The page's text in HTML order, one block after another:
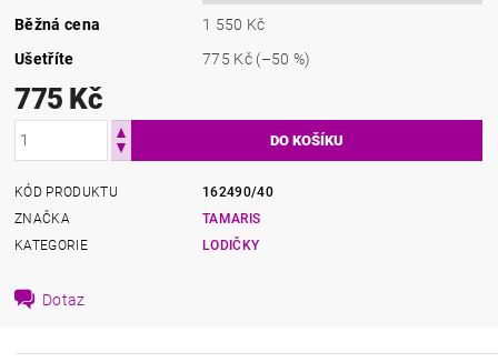
Běžná cena
1 550 Kč
Ušetříte
775 Kč (–50 %)
775 Kč
KÓD PRODUKTU
162490/40
ZNAČKA
TAMARIS
KATEGORIE
LODIČKY
Dotaz